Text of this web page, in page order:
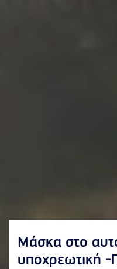
Μάσκα στο
υποχρεωτική -